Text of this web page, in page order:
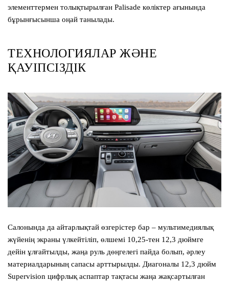
элементтермен толықтырылған Palisade көліктер ағынында
бұрынғысынша оңай танылады.
ТЕХНОЛОГИЯЛАР ЖӘНЕ
ҚАУІПСІЗДІК
Салонында да айтарлықтай өзгерістер бар – мультимедиялық
жүйенің экраны үлкейтіліп, өлшемі 10,25-тен 12,3 дюймге
дейін ұлғайтылды, жаңа руль дөңгелегі пайда болып, әрлеу
материалдарының сапасы арттырылды. Диагоналы 12,3 дюйм
Supervision цифрлық аспаптар тақтасы жаңа жақсартылған